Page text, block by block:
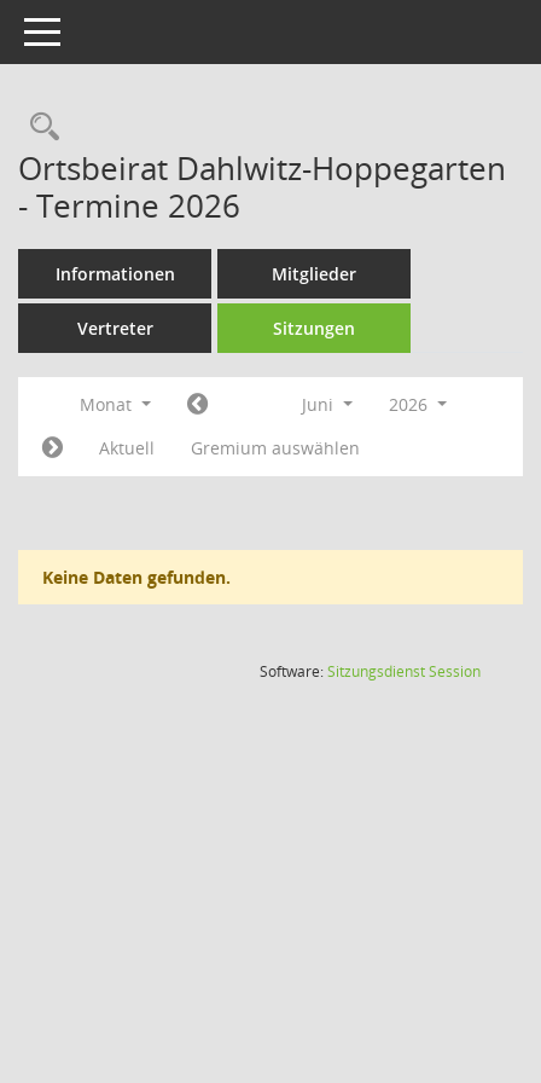
Toggle navigation
Rechercheauswahl
Ortsbeirat Dahlwitz-Hoppegarten
- Termine 2026
Informationen Mitglieder
Vertreter Sitzungen
Monat Juni
2026
Aktuell
Gremium auswählen
Keine Daten gefunden.
Software:SitzungsdienstSession(Wird in